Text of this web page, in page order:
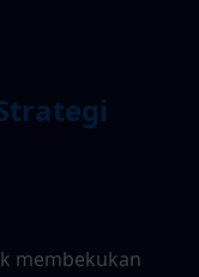
membekukan